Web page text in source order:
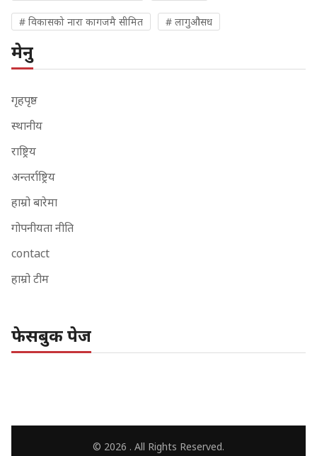
# विकासको नारा कागजमै सीमित # लागुऔसध
मेनु
गृहपृष्ठ
स्थानीय
राष्ट्रिय
अन्तर्राष्ट्रिय
हाम्रो बारेमा
गोपनीयता नीति
contact
हाम्रो टीम
फेसबुक पेज
© 2026 . All Rights Reserved.